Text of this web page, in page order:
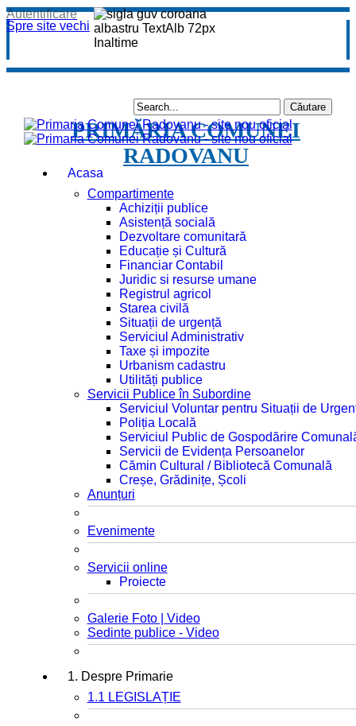
Spre site vechi
Autentificare
PRIMĂRIA COMUNEI
RADOVANU
Acasa
Compartimente
Achiziții publice
Asistență socială
Dezvoltare comunitară
Educație și Cultură
Financiar Contabil
Juridic si resurse umane
Registrul agricol
Starea civilă
Situații de urgență
Serviciul Administrativ
Taxe și impozite
Urbanism cadastru
Utilități publice
Servicii Publice în Subordine
Serviciul Voluntar pentru Situații de
Poliția Locală
Serviciul Public de Gospodărire
Servicii de Evidența Persoanelor
Cămin Cultural / Bibliotecă Comunală
Creșe, Grădinițe, Școli
Anunțuri
Evenimente
Servicii online
Proiecte
Galerie Foto | Video
Sedinte publice - Video
1. Despre Primarie
1.1 LEGISLAȚIE